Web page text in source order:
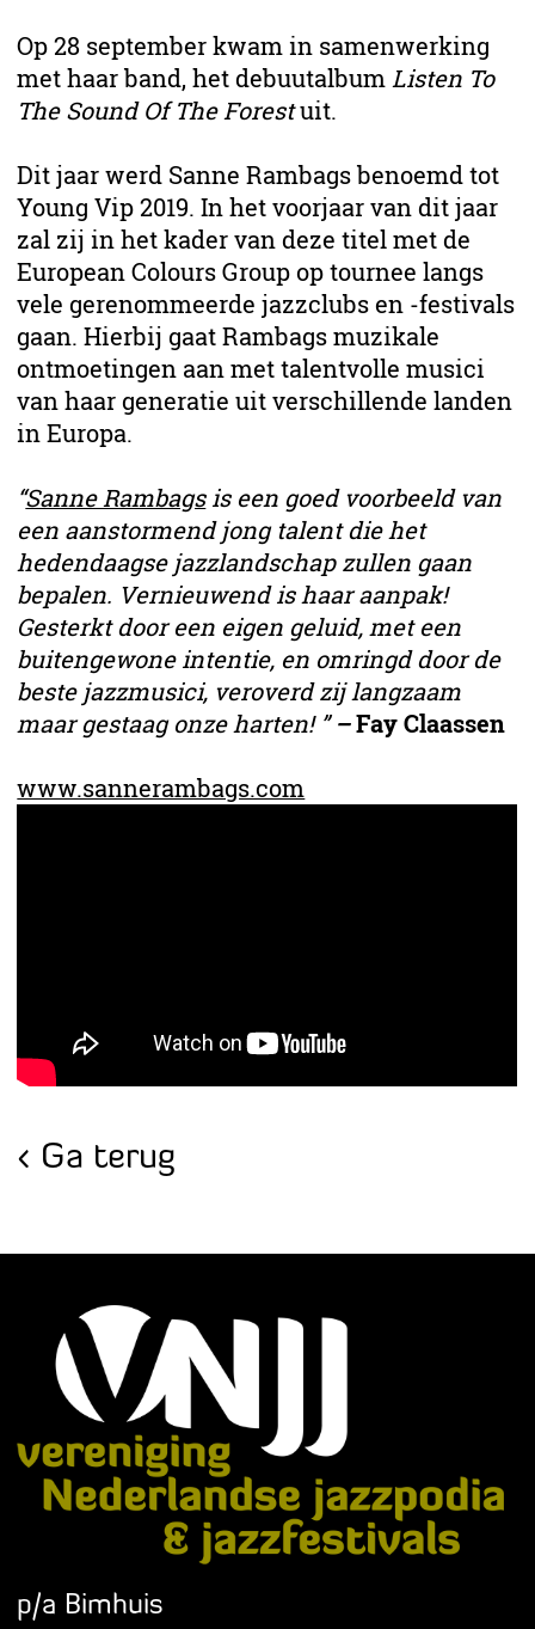
Op 28 september kwam in samenwerking
met haar band, het debuutalbumListen To
The Sound Of The Forestuit.
Dit jaar werd Sanne Rambags benoemd tot
Young Vip 2019. In het voorjaar van dit jaar
zal zij in het kader van deze titel met de
European Colours Group op tournee langs
vele gerenommeerde jazzclubs en -festivals
gaan. Hierbij gaat Rambags muzikale
ontmoetingen aan met talentvolle musici
van haar generatie uit verschillende landen
in Europa.
“Sanne Rambagsis een goed voorbeeld van
een aanstormend jong talent die het
hedendaagse jazzlandschap zullen gaan
bepalen. Vernieuwend is haar aanpak!
Gesterkt door een eigen geluid, met een
buitengewone intentie, en omringd door de
beste jazzmusici, veroverd zij langzaam
maar gestaag onze harten! ”–Fay Claassen
www.sannerambags.com
Ga terug
p/a Bimhuis